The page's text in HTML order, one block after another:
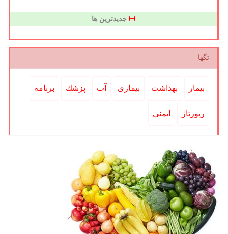
جدیدترین ها
تگها
بیمار بهداشت بیماری آب پزشك برنامه
رپورتاژ ایمنی